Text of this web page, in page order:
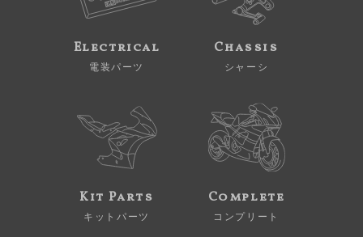
Electrical
電装パーツ
Chassis
シャーシ
Kit Parts
キットパーツ
Complete
コンプリート